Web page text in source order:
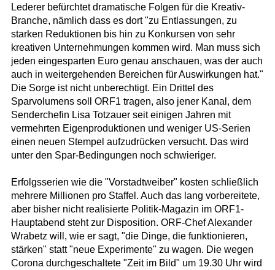
Lederer befürchtet dramatische Folgen für die Kreativ-
Branche, nämlich dass es dort "zu Entlassungen, zu
starken Reduktionen bis hin zu Konkursen von sehr
kreativen Unternehmungen kommen wird. Man muss sich
jeden eingesparten Euro genau anschauen, was der auch
auch in weitergehenden Bereichen für Auswirkungen hat."
Die Sorge ist nicht unberechtigt. Ein Drittel des
Sparvolumens soll ORF1 tragen, also jener Kanal, dem
Senderchefin Lisa Totzauer seit einigen Jahren mit
vermehrten Eigenproduktionen und weniger US-Serien
einen neuen Stempel aufzudrücken versucht. Das wird
unter den Spar-Bedingungen noch schwieriger.
Erfolgsserien wie die "Vorstadtweiber" kosten schließlich
mehrere Millionen pro Staffel. Auch das lang vorbereitete,
aber bisher nicht realisierte Politik-Magazin im ORF1-
Hauptabend steht zur Disposition. ORF-Chef Alexander
Wrabetz will, wie er sagt, "die Dinge, die funktionieren,
stärken" statt "neue Experimente" zu wagen. Die wegen
Corona durchgeschaltete "Zeit im Bild" um 19.30 Uhr wird